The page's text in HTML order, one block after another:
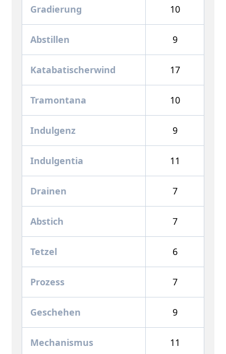
Gradierung 10
Abstillen 9
Katabatischerwind 17
Tramontana 10
Indulgenz 9
Indulgentia 11
Drainen 7
Abstich 7
Tetzel 6
Prozess 7
Geschehen 9
Mechanismus 11